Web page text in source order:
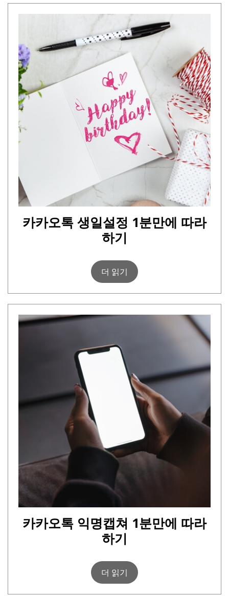
카카오톡 생일설정 1분만에 따라
하기
더 읽기
카카오톡 익명캡쳐 1분만에 따라
하기
더 읽기